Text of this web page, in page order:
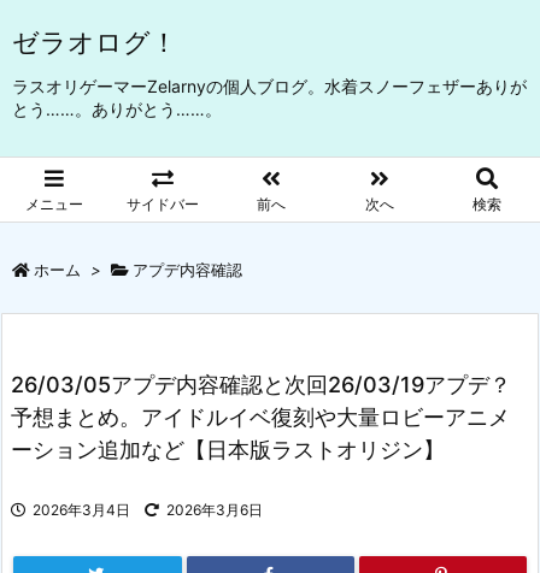
ゼラオログ！
ラスオリゲーマーZelarnyの個人ブログ。水着スノーフェザーありが
とう……。ありがとう……。
メニュー サイドバー 前へ 次へ 検索
ホーム > アプデ内容確認
26/03/05アプデ内容確認と次回26/03/19アプデ？
予想まとめ。アイドルイベ復刻や大量ロビーアニメ
ーション追加など【日本版ラストオリジン】
2026年3月4日 2026年3月6日